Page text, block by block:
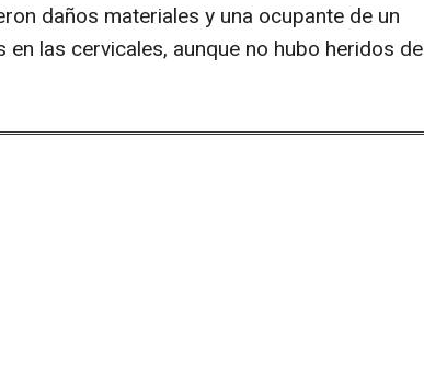
daños materiales y una ocupante de un
las cervicales, aunque no hubo heridos de